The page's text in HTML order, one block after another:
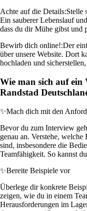
Achte auf die Details:Stelle
Ein sauberer Lebenslauf
dass du dir Mühe gibst und
Bewirb dich online!:Der
über unsere Website. Dort
hochladen und
Wie man sich auf ein
Randstad
✨Mach dich mit den
Bevor du zum Interview
genau an. Verstehe,
sind, insbesondere die
Teamfähigkeit. So kannst
✨Bereite Beispiele vor
Überlege dir konkrete
zeigen, wie du in einem
Herausforderungen im